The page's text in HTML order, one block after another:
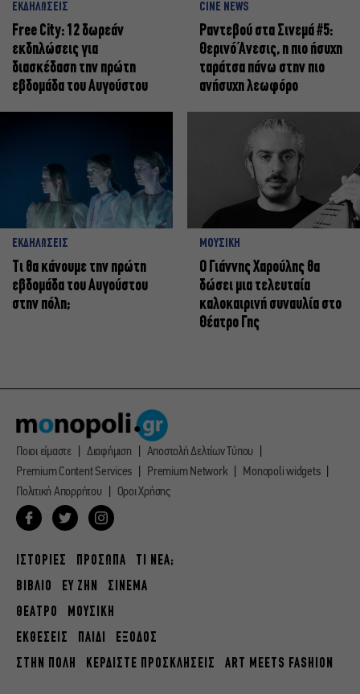
ΕΚΔΗΛΩΣΕΙΣ
Free City: 12 δωρεάν
εκδηλώσεις για
διασκέδαση την πρώτη
εβδομάδα του Αυγούστου
CINE NEWS
Ραντεβού στα Σινεμά #5:
Θερινό Άνεσις, η πιο ήσυχη
ταράτσα πάνω στην πιο
ανήσυχη λεωφόρο
ΕΚΔΗΛΩΣΕΙΣ
Τι θα κάνουμε την πρώτη
εβδομάδα του Αυγούστου
στην πόλη;
ΜΟΥΣΙΚΗ
Ο Γιάννης Χαρούλης θα
δώσει μια τελευταία
καλοκαιρινή συναυλία στο
Θέατρο Γης
Ποιοι είμαστε Διαφήμιση
Αποστολή Δελτίων Τύπου
Premium Content Services
Premium Network
Monopoli widgets
Πολιτική Απορρήτου
Οροι Χρήσης
ΙΣΤΟΡΙΕΣ ΠΡΟΣΩΠΑ
ΤΙ ΝΕΑ;
ΒΙΒΛΙΟ
ΕΥ ΖΗΝ
ΣΙΝΕΜΑ
ΘΕΑΤΡΟ
ΜΟΥΣΙΚΗ
ΕΚΘΕΣΕΙΣ
ΠΑΙΔΙ
ΕΞΟΔΟΣ
ΣΤΗΝ ΠΟΛΗ
ΚΕΡΔΙΣΤΕ ΠΡΟΣΚΛΗΣΕΙΣ ART MEETS FASHION